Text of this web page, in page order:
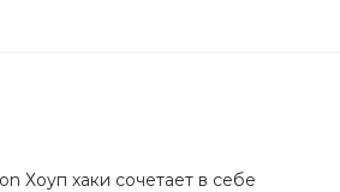
Хоуп хаки сочетает в себе